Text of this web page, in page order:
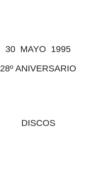
30 MAYO 1995
28º ANIVERSARIO
DISCOS